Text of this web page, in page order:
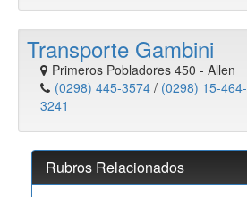
Transporte Gambini
Primeros Pobladores 450 - Allen
(0298) 445-3574 / (0298) 15-464-
3241
Rubros Relacionados